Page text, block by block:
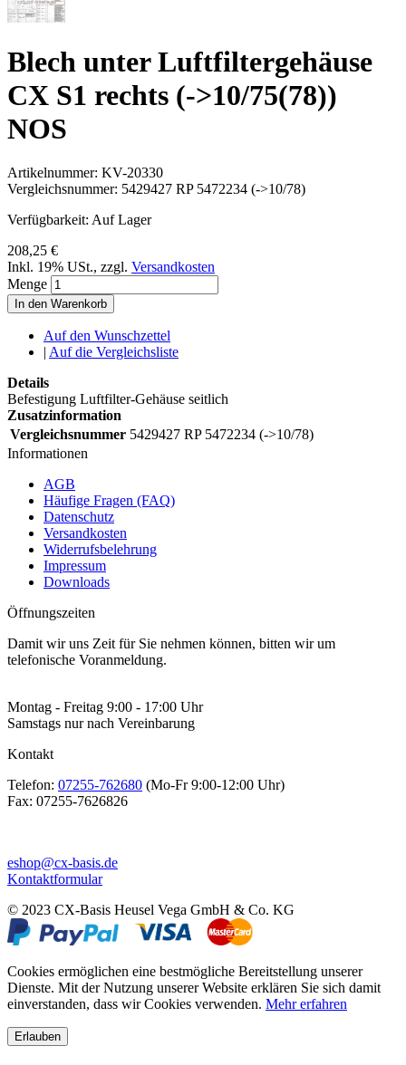
Blech unter Luftfiltergehäuse
CX S1 rechts (->10/75(78))
NOS
Artikelnummer: KV-20330
Vergleichsnummer: 5429427 RP 5472234 (->10/78)
Verfügbarkeit: Auf Lager
208,25 €
Inkl. 19% USt., zzgl. Versandkosten
Menge
In den Warenkorb
Auf den Wunschzettel
| Auf die Vergleichsliste
Details
Befestigung Luftfilter-Gehäuse seitlich
Zusatzinformation
Vergleichsnummer 5429427 RP 5472234 (->10/78)
Informationen
AGB
Häufige Fragen (FAQ)
Datenschutz
Versandkosten
Widerrufsbelehrung
Impressum
Downloads
Öffnungszeiten
Damit wir uns Zeit für Sie nehmen können, bitten wir um
telefonische Voranmeldung.
Montag - Freitag 9:00 - 17:00 Uhr
Samstags nur nach Vereinbarung
Kontakt
Telefon: 07255-762680 (Mo-Fr 9:00-12:00 Uhr)
Fax: 07255-7626826
eshop@cx-basis.de
Kontaktformular
© 2023 CX-Basis Heusel Vega GmbH & Co. KG
Cookies ermöglichen eine bestmögliche Bereitstellung unserer
Dienste. Mit der Nutzung unserer Website erklären Sie sich damit
einverstanden, dass wir Cookies verwenden. Mehr erfahren
Erlauben